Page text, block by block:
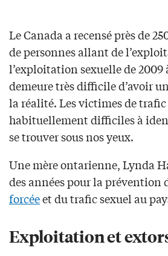
Le Canada a recensé près de
de personnes allant de
l’exploitation sexuelle de 2009
demeure très difficile d’avoir
la réalité. Les victimes de
habituellement difficiles à
se trouver sous nos yeux.
Une mère ontarienne, Lynda
des années pour la prévention
forcéeet du trafic sexuel au
Exploitation et